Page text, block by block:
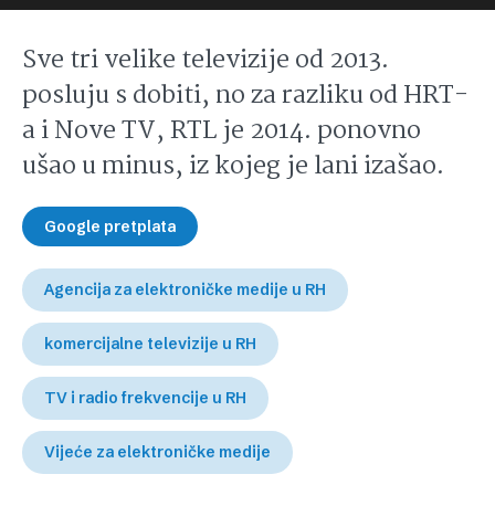
Sve tri velike televizije od 2013.
posluju s dobiti, no za razliku od HRT-
a i Nove TV, RTL je 2014. ponovno
ušao u minus, iz kojeg je lani izašao.
Google pretplata
Agencija za elektroničke medije u RH
komercijalne televizije u RH
TV i radio frekvencije u RH
Vijeće za elektroničke medije